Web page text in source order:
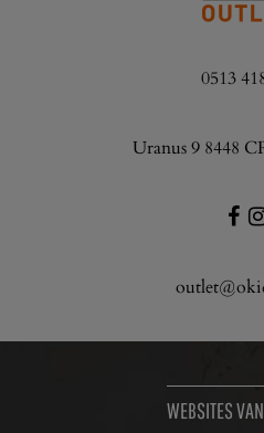
0513
Uranus 9 8448
WEBSITES